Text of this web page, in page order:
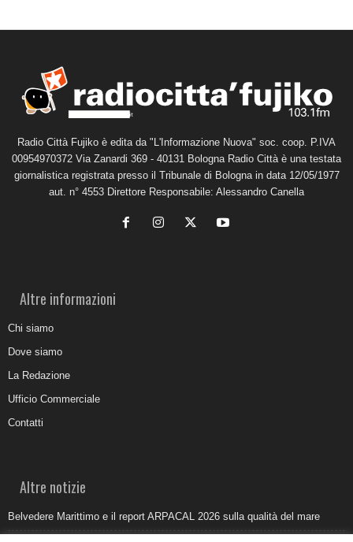
Radio Città Fujiko è edita da "L'Informazione Nuova" soc. coop. P.IVA
00954970372 Via Zanardi 369 - 40131 Bologna Radio Città è una testata
giornalistica registrata presso il Tribunale di Bologna in data 12/05/1977
aut. n° 4553 Direttore Responsabile: Alessandro Canella
Altre informazioni
Chi siamo
Dove siamo
La Redazione
Ufficio Commerciale
Contatti
Altre notizie
Belvedere Marittimo e il report ARPACAL 2026 sulla qualità del mare